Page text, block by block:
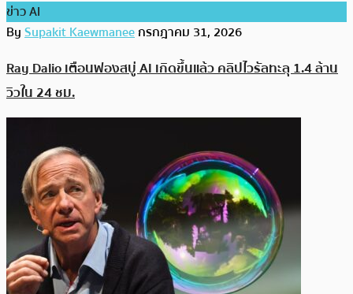
ข่าว AI
BySupakit Kaewmaneeกรกฎาคม 31, 2026
Ray Dalio เตือนฟองสบู่ AI เกิดขึ้นแล้ว คลิปไวรัลทะลุ 1.4 ล้าน
วิวใน 24 ชม.